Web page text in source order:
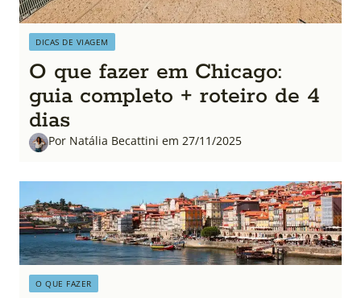
DICAS DE VIAGEM
O que fazer em Chicago:
guia completo + roteiro de 4
dias
Por Natália Becattini em 27/11/2025
O QUE FAZER